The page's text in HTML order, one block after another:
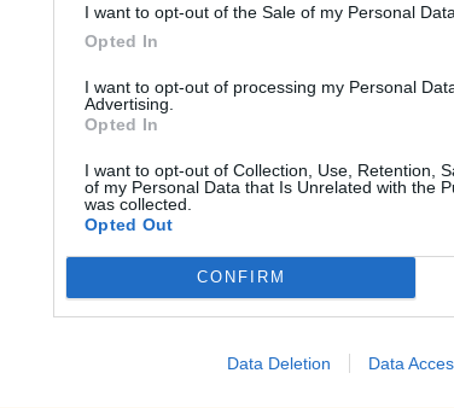
I want to opt-out of the Sale of my Personal Data.
Opted In
I want to opt-out of processing my Personal
Advertising.
Opted In
I want to opt-out of Collection, Use, Retention,
of my Personal Data that Is Unrelated with the
was collected.
Opted Out
CONFIRM
Data Deletion Data
mail σας καθημερινά